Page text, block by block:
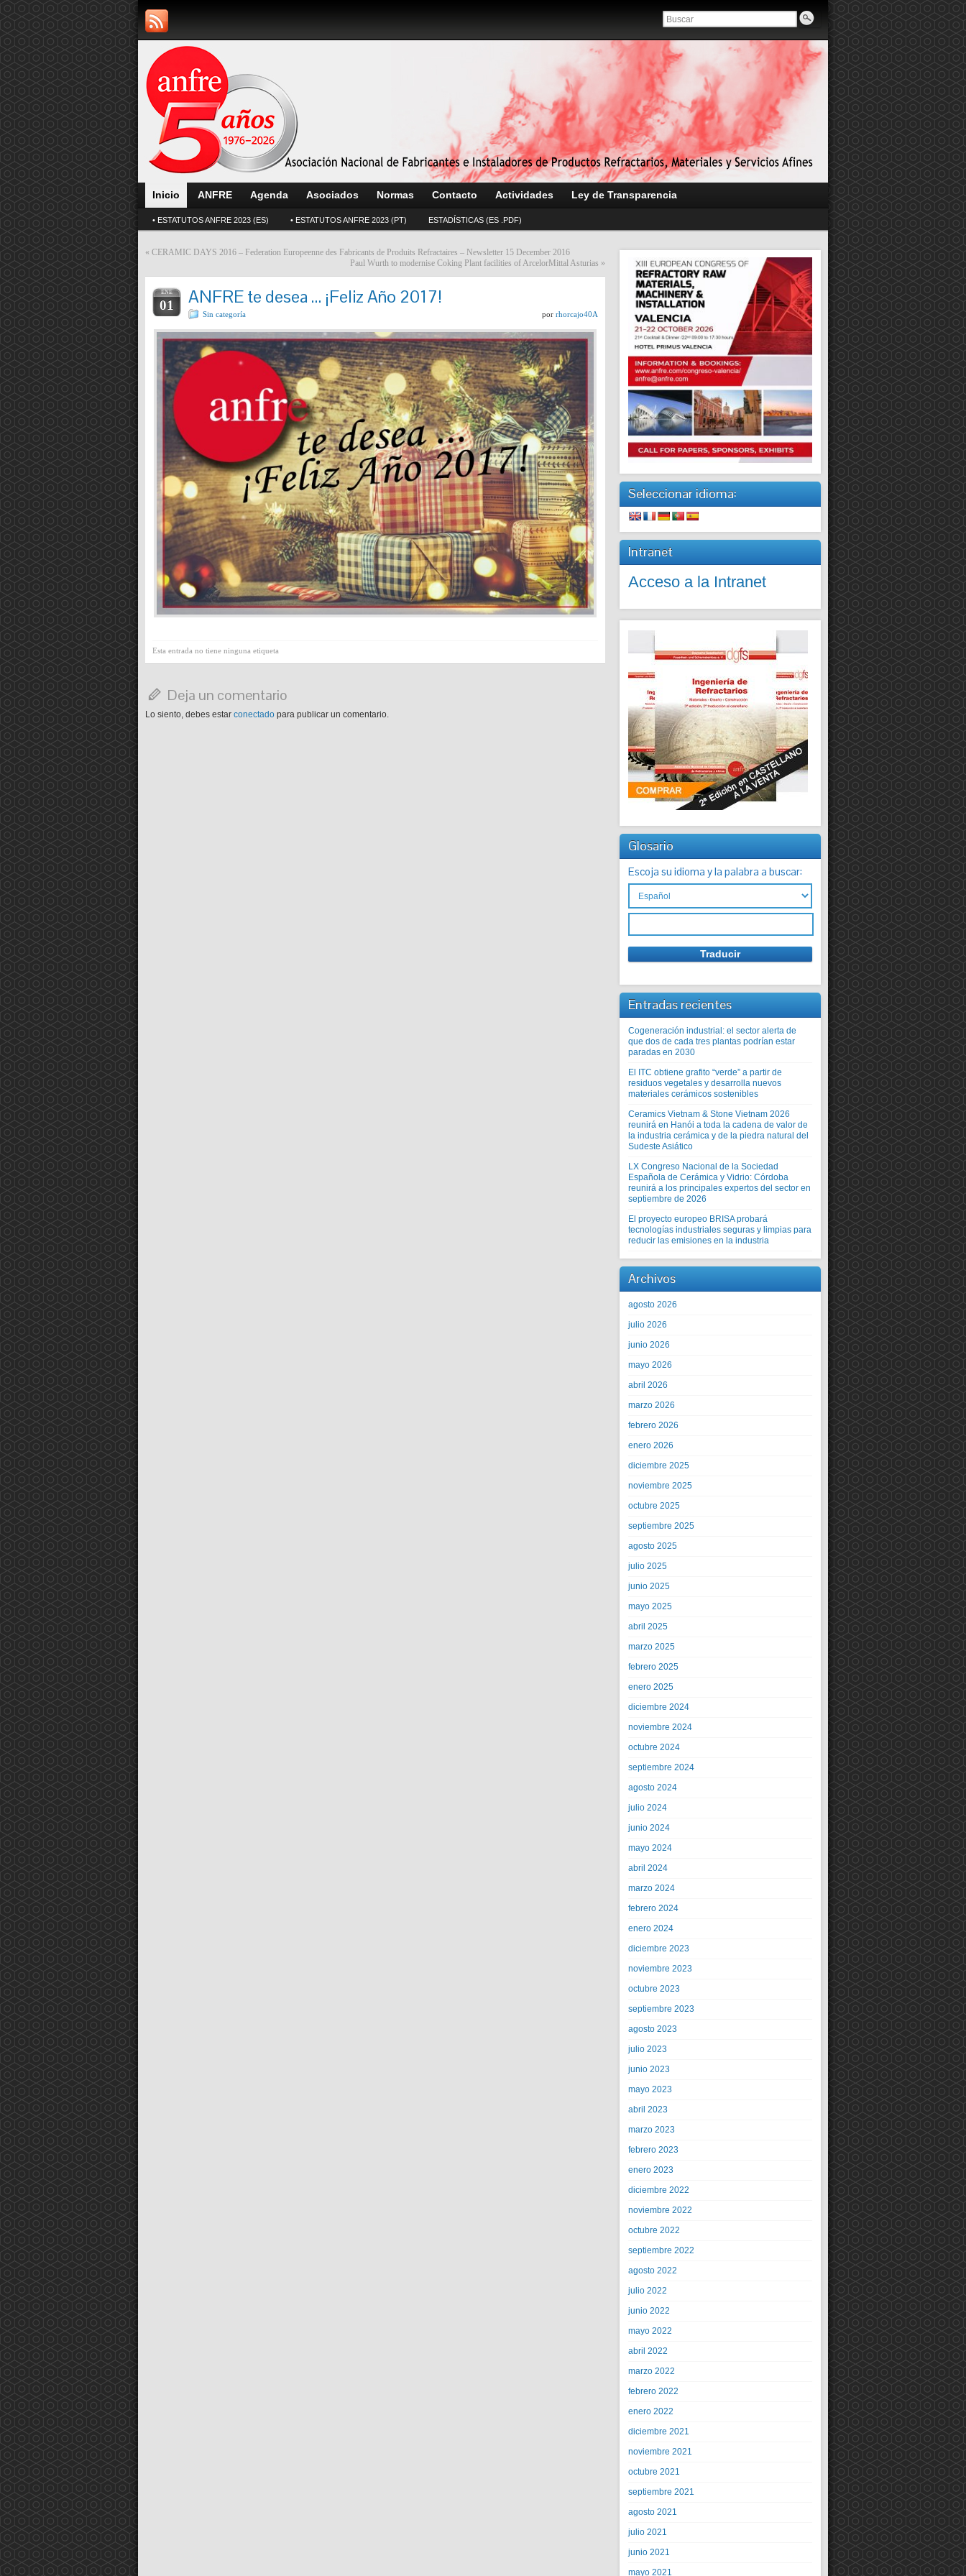
Inicio ANFRE Agenda Asociados Normas Contacto Actividades Ley de Transparencia
• ESTATUTOS ANFRE 2023 (ES) • ESTATUTOS ANFRE 2023 (PT) ESTADÍSTICAS (ES .PDF)
« CERAMIC DAYS 2016 – Federation Europeenne des Fabricants de Produits Refractaires – Newsletter 15 December 2016
Paul Wurth to modernise Coking Plant facilities of ArcelorMittal Asturias »
ENE
01 ANFRE te desea … ¡Feliz Año 2017!
Sin categoría por rhorcajo40A
Esta entrada no tiene ninguna etiqueta
Deja un comentario
Lo siento, debes estar conectado para publicar un comentario.
Seleccionar idioma:
Intranet
Acceso a la Intranet
Glosario
Escoja su idioma y la palabra a buscar:
Entradas recientes
Cogeneración industrial: el sector alerta de
que dos de cada tres plantas podrían estar
paradas en 2030
El ITC obtiene grafito “verde” a partir de
residuos vegetales y desarrolla nuevos
materiales cerámicos sostenibles
Ceramics Vietnam & Stone Vietnam 2026
reunirá en Hanói a toda la cadena de valor de
la industria cerámica y de la piedra natural del
Sudeste Asiático
LX Congreso Nacional de la Sociedad
Española de Cerámica y Vidrio: Córdoba
reunirá a los principales expertos del sector en
septiembre de 2026
El proyecto europeo BRISA probará
tecnologías industriales seguras y limpias para
reducir las emisiones en la industria
Archivos
agosto 2026
julio 2026
junio 2026
mayo 2026
abril 2026
marzo 2026
febrero 2026
enero 2026
diciembre 2025
noviembre 2025
octubre 2025
septiembre 2025
agosto 2025
julio 2025
junio 2025
mayo 2025
abril 2025
marzo 2025
febrero 2025
enero 2025
diciembre 2024
noviembre 2024
octubre 2024
septiembre 2024
agosto 2024
julio 2024
junio 2024
mayo 2024
abril 2024
marzo 2024
febrero 2024
enero 2024
diciembre 2023
noviembre 2023
octubre 2023
septiembre 2023
agosto 2023
julio 2023
junio 2023
mayo 2023
abril 2023
marzo 2023
febrero 2023
enero 2023
diciembre 2022
noviembre 2022
octubre 2022
septiembre 2022
agosto 2022
julio 2022
junio 2022
mayo 2022
abril 2022
marzo 2022
febrero 2022
enero 2022
diciembre 2021
noviembre 2021
octubre 2021
septiembre 2021
agosto 2021
julio 2021
junio 2021
mayo 2021